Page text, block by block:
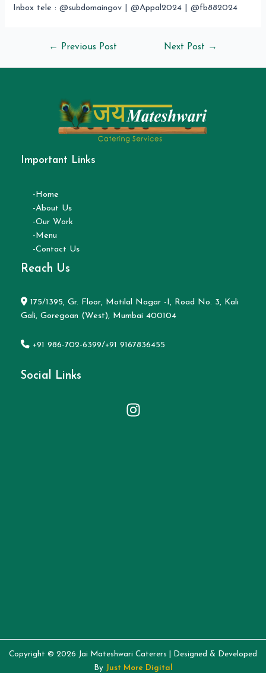
Inbox tele : @subdomaingov | @Appal2024 | @fb882024
← Previous Post Next Post →
Important Links
-Home
-About Us
-Our Work
-Menu
-Contact Us
Reach Us
175/1395, Gr. Floor, Motilal Nagar -I, Road No. 3, Kali
Gali, Goregoan (West), Mumbai 400104
+91 986-702-6399/+91 9167836455
Social Links
Copyright © 2026 Jai Mateshwari Caterers | Designed & Developed
By Just More Digital